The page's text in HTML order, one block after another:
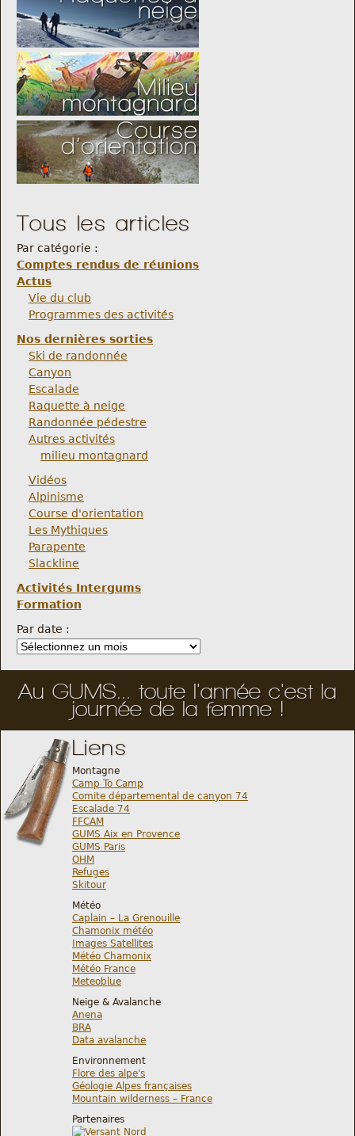
Tous les articles
Par catégorie :
Comptes rendus de réunions
Actus
Vie du club
Programmes des activités
Nos dernières sorties
Ski de randonnée
Canyon
Escalade
Raquette à neige
Randonnée pédestre
Autres activités
milieu montagnard
Vidéos
Alpinisme
Course d'orientation
Les Mythiques
Parapente
Slackline
Activités Intergums
Formation
Par date :
Au GUMS... toute l'année c'est la
journée de la femme !
Liens
Montagne
Camp To Camp
Comite départemental de canyon 74
Escalade 74
FFCAM
GUMS Aix en Provence
GUMS Paris
OHM
Refuges
Skitour
Météo
Caplain – La Grenouille
Chamonix météo
Images Satellites
Météo Chamonix
Météo France
Meteoblue
Neige & Avalanche
Anena
BRA
Data avalanche
Environnement
Flore des alpe's
Géologie Alpes françaises
Mountain wilderness – France
Partenaires